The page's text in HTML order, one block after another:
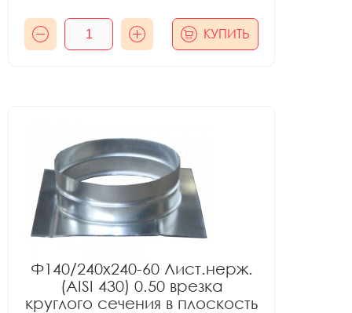
КУПИТЬ
Ф140/240x240-60 Лист.нерж.
(AISI 430) 0.50 врезка
круглого сечения в плоскость